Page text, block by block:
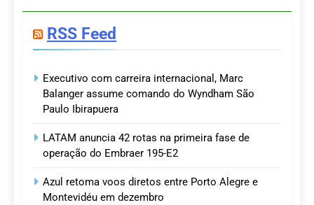
RSS Feed
Executivo com carreira internacional, Marc
Balanger assume comando do Wyndham São
Paulo Ibirapuera
LATAM anuncia 42 rotas na primeira fase de
operação do Embraer 195-E2
Azul retoma voos diretos entre Porto Alegre e
Montevidéu em dezembro